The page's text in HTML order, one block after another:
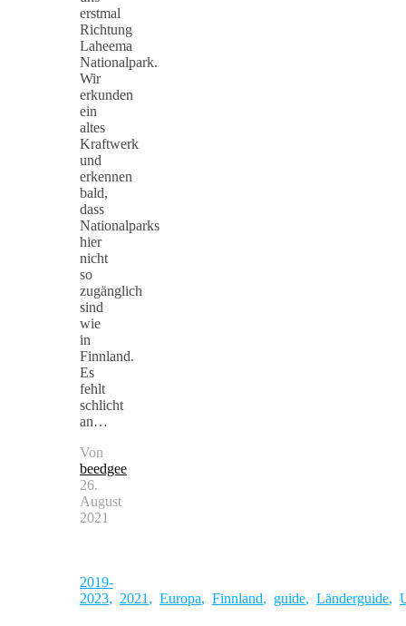
erstmal
Richtung
Laheema
Nationalpark.
Wir
erkunden
ein
altes
Kraftwerk
und
erkennen
bald,
dass
Nationalparks
hier
nicht
so
zugänglich
sind
wie
in
Finnland.
Es
fehlt
schlicht
an…
Von
beedgee
26.
August
2021
2019-
2023, 2021 , Europa, Finnland, guide, Länderguide,